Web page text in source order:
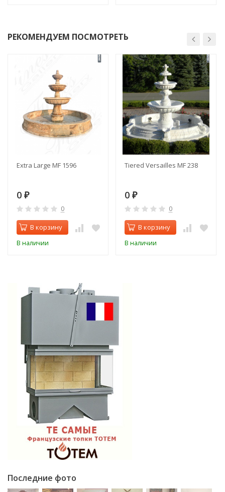
РЕКОМЕНДУЕМ ПОСМОТРЕТЬ
Extra Large MF 1596
0 ₽
0
В корзину
В наличии
Tiered Versailles MF 238
0 ₽
0
В корзину
В наличии
Последние фото